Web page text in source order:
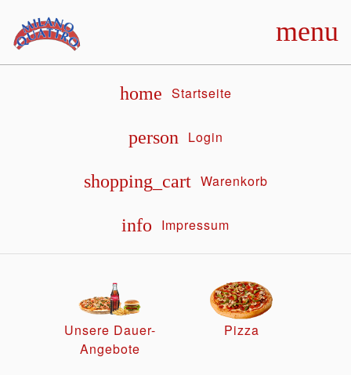
menu
home Startseite
person Login
shopping_cart Warenkorb
info Impressum
Unsere Dauer-
Angebote
Pizza